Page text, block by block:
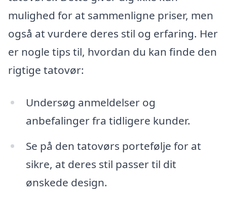
mulighed for at sammenligne priser, men
også at vurdere deres stil og erfaring. Her
er nogle tips til, hvordan du kan finde den
rigtige tatovør:
Undersøg anmeldelser og
anbefalinger fra tidligere kunder.
Se på den tatovørs portefølje for at
sikre, at deres stil passer til dit
ønskede design.